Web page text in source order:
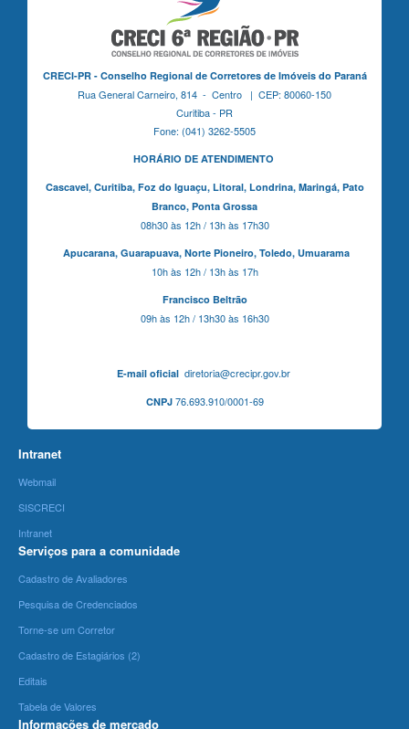
CRECI-PR - Conselho Regional de Corretores de Imóveis do Paraná
Rua General Carneiro, 814 - Centro | CEP: 80060-150
Curitiba - PR
Fone: (041) 3262-5505
HORÁRIO DE ATENDIMENTO
Cascavel, Curitiba,Foz do Iguaçu, Litoral, Londrina, Maringá, Pato
Branco, Ponta Grossa
08h30 às 12h / 13h às 17h30
Apucarana, Guarapuava, Norte Pioneiro, Toledo, Umuarama
10h às 12h / 13h às 17h
Francisco Beltrão
09h às 12h / 13h30 às 16h30
E-mail oficialdiretoria@crecipr.gov.br
CNPJ76.693.910/0001-69
Intranet
Webmail
SISCRECI
Intranet
Serviços para a comunidade
Cadastro de Avaliadores
Pesquisa de Credenciados
Torne-se um Corretor
Cadastro de Estagiários (2)
Editais
Tabela de Valores
Informações de mercado